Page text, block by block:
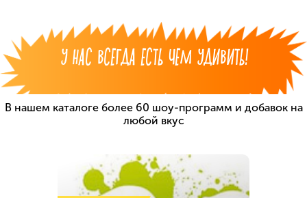
У НАС ВСЕГДА ЕСТЬ ЧЕМ УДИВИТЬ!
В нашем каталоге более 60 шоу-программ и добавок на
любой вкус